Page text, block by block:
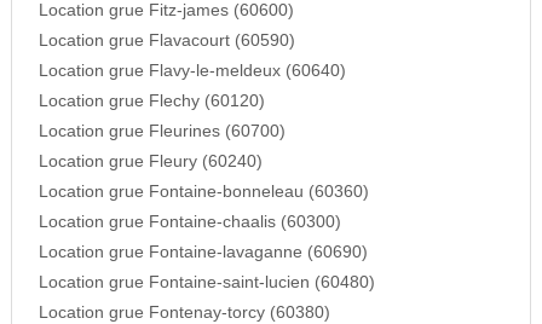
Location grue Fitz-james (60600)
Location grue Flavacourt (60590)
Location grue Flavy-le-meldeux (60640)
Location grue Flechy (60120)
Location grue Fleurines (60700)
Location grue Fleury (60240)
Location grue Fontaine-bonneleau (60360)
Location grue Fontaine-chaalis (60300)
Location grue Fontaine-lavaganne (60690)
Location grue Fontaine-saint-lucien (60480)
Location grue Fontenay-torcy (60380)